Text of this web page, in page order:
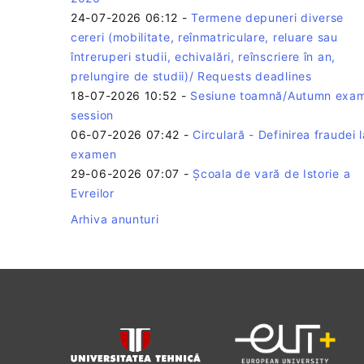
24-07-2026 06:12 -Termene depuneri diverse
cereri (mobilitate, reînmatriculare, reluare sau
întreruperi studii, echivalări, reînscriere în an,
prelungire de studii)/ Requests deadlines
18-07-2026 10:52 - Sesiune toamnă/Autumn
session
06-07-2026 07:42 - Circulară - Definirea fraudei
examen
29-06-2026 07:07 - Școala de vară de Istorie a
Evreilor
Arhiva anunturi